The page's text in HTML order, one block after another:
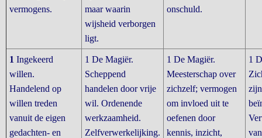
vermogens.
maar waarin
wijsheid verborgen
ligt.
onschuld.
1 Ingekeerd
willen.
Handelend op
willen treden
vanuit de eigen
gedachten- en
1 De Magiër.
Scheppend
handelen door vrije
wil. Ordenende
werkzaamheid.
Zelfverwerkelijking.
1 De Magiër.
Meesterschap over
zichzelf; vermogen
om invloed uit te
oefenen door
kennis, inzicht,
1